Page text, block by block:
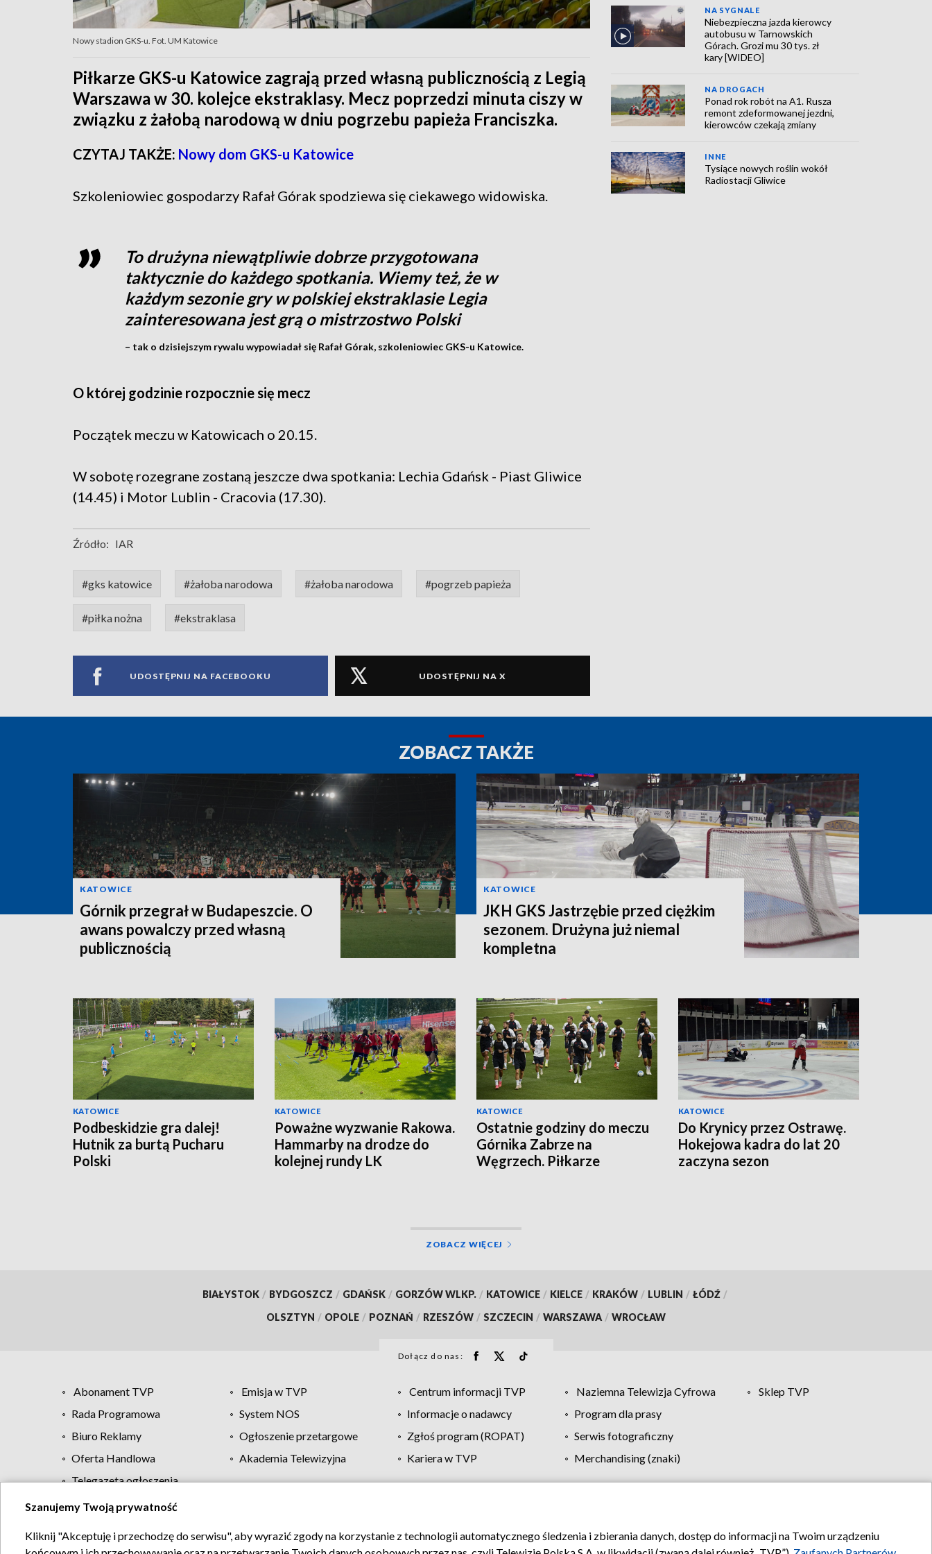
Nowy stadion GKS-u. Fot. UM Katowice
Piłkarze GKS-u Katowice zagrają przed własną publicznością z Legią
Warszawa w 30. kolejce ekstraklasy. Mecz poprzedzi minuta ciszy w
związku z żałobą narodową w dniu pogrzebu papieża Franciszka.
CZYTAJ TAKŻE: Nowy dom GKS-u Katowice
Szkoleniowiec gospodarzy Rafał Górak spodziewa się ciekawego widowiska.
To drużyna niewątpliwie dobrze przygotowana
taktycznie do każdego spotkania. Wiemy też, że w
każdym sezonie gry w polskiej ekstraklasie Legia
zainteresowana jest grą o mistrzostwo Polski
– tak o dzisiejszym rywalu wypowiadał się Rafał Górak, szkoleniowiec GKS-u Katowice.
O której godzinie rozpocznie się mecz
Początek meczu w Katowicach o 20.15.
W sobotę rozegrane zostaną jeszcze dwa spotkania: Lechia Gdańsk - Piast Gliwice
(14.45) i Motor Lublin - Cracovia (17.30).
Źródło: IAR
#gks katowice #żałoba narodowa #żałoba narodowa #pogrzeb papieża
#piłka nożna #ekstraklasa
UDOSTĘPNIJ NA FACEBOOKU UDOSTĘPNIJ NA X
NA SYGNALE
Niebezpieczna jazda kierowcy
autobusu w Tarnowskich
Górach. Grozi mu 30 tys. zł
kary [WIDEO]
NA DROGACH
Ponad rok robót na A1. Rusza
remont zdeformowanej jezdni,
kierowców czekają zmiany
INNE
Tysiące nowych roślin wokół
Radiostacji Gliwice
ZOBACZ TAKŻE
KATOWICE
Górnik przegrał w Budapeszcie. O
awans powalczy przed własną
publicznością
KATOWICE
JKH GKS Jastrzębie przed ciężkim
sezonem. Drużyna już niemal
kompletna
KATOWICE
Podbeskidzie gra dalej!
Hutnik za burtą Pucharu
Polski
KATOWICE
Poważne wyzwanie Rakowa.
Hammarby na drodze do
kolejnej rundy LK
KATOWICE
Ostatnie godziny do meczu
Górnika Zabrze na
Węgrzech. Piłkarze
KATOWICE
Do Krynicy przez Ostrawę.
Hokejowa kadra do lat 20
zaczyna sezon
ZOBACZ WIĘCEJ
BIAŁYSTOK / BYDGOSZCZ / GDAŃSK / GORZÓW WLKP. / KATOWICE / KIELCE / KRAKÓW / LUBLIN / ŁÓDŹ /
OLSZTYN / OPOLE / POZNAŃ / RZESZÓW / SZCZECIN / WARSZAWA / WROCŁAW
Dołącz do nas:
Abonament TVP Emisja w TVP Centrum informacji TVP Naziemna Telewizja Cyfrowa
Sklep TVP
Rada Programowa
System NOS Informacje o nadawcy
Program dla prasy
Biuro Reklamy
Ogłoszenie przetargowe Zgłoś program (ROPAT)
Serwis fotograficzny
Oferta Handlowa
Akademia Telewizyjna Kariera w TVP
Merchandising (znaki)
Telegazeta ogłoszenia
Regulamin TVP Polityka prywatności Moje zgody Pomoc Biuro reklamy Kontakt
Szanujemy Twoją prywatność
Kliknij "Akceptuję i przechodzę do serwisu", aby wyrazić zgody na korzystanie z technologii automatycznego śledzenia i zbierania danych, dostęp do informacji na Twoim urządzeniu